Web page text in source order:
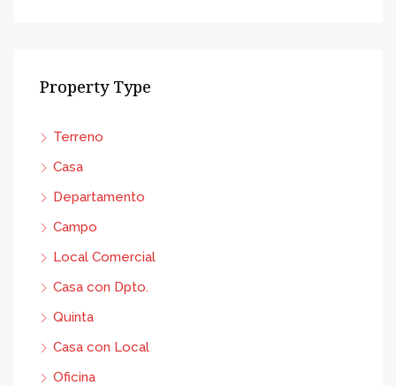
Property Type
Terreno
Casa
Departamento
Campo
Local Comercial
Casa con Dpto.
Quinta
Casa con Local
Oficina